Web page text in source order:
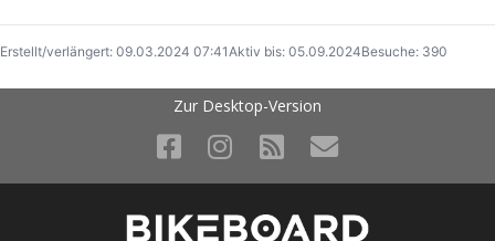
Erstellt/verlängert: 09.03.2024 07:41Aktiv bis: 05.09.2024Besuche: 390
Zur Desktop-Version